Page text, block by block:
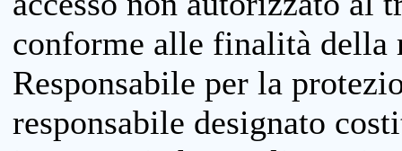
conforme alle finalità della
Responsabile per la
responsabile designato